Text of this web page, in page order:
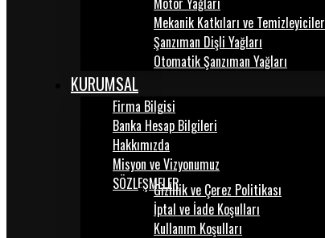
Mekanik Katkıları ve Temizleyiciler
Şanzıman Dişli Yağları
Otomatik Şanzıman Yağları
KURUMSAL
Firma Bilgisi
Banka Hesap Bilgileri
Hakkımızda
Misyon ve Vizyonumuz
SÖZLEŞMELERGizlilik ve Çerez Politikası
İptal ve İade Koşulları
Kullanım Koşulları